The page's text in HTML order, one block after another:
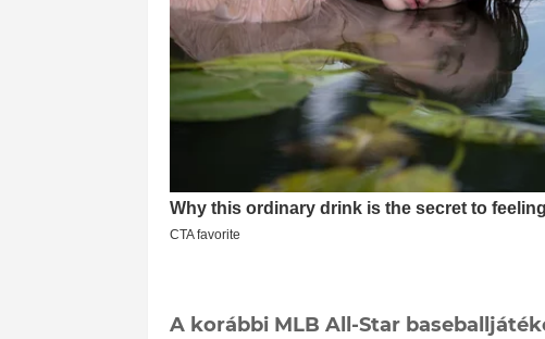
A korábbi MLB All-Star